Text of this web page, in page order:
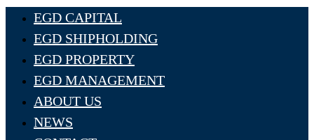
EGD CAPITAL
EGD SHIPHOLDING
EGD PROPERTY
EGD MANAGEMENT
ABOUT US
NEWS